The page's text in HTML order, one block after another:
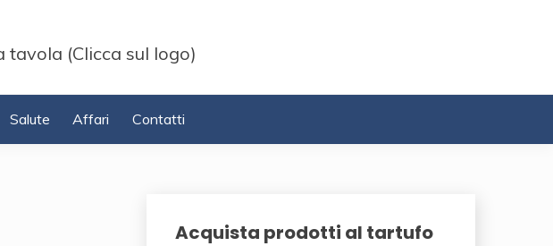
tavola (Clicca sul logo)
Salute Affari Contatti
Acquista prodotti al tartufo